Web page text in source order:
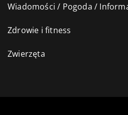
Wiadomości / Pogoda /
Zdrowie i fitness
Zwierzęta